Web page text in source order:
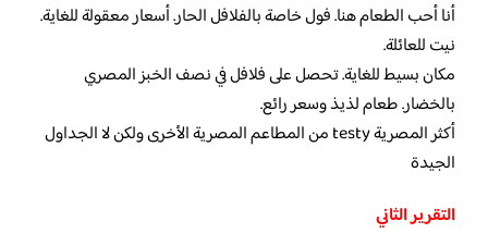
أنا أحب الطعام هنا. فول خاصة بالفلافل الحار. أسعار معقولة للغاية.
نيت للعائلة.
مكان بسيط للغاية. تحصل على فلافل في نصف الخبز المصري
بالخضار. طعام لذيذ وسعر رائع.
أكثر المصرية testy من المطاعم المصرية الأخرى ولكن لا الجداول
الجيدة
التقرير الثاني